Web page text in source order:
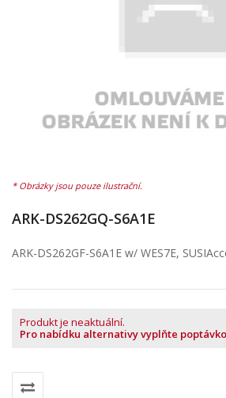
ARK-DS262GQ-S6A1E
ARK-DS262GF-S6A1E w/ WES7E,
Produkt je neaktuální.
Pro nabídku alternativy vyplňte